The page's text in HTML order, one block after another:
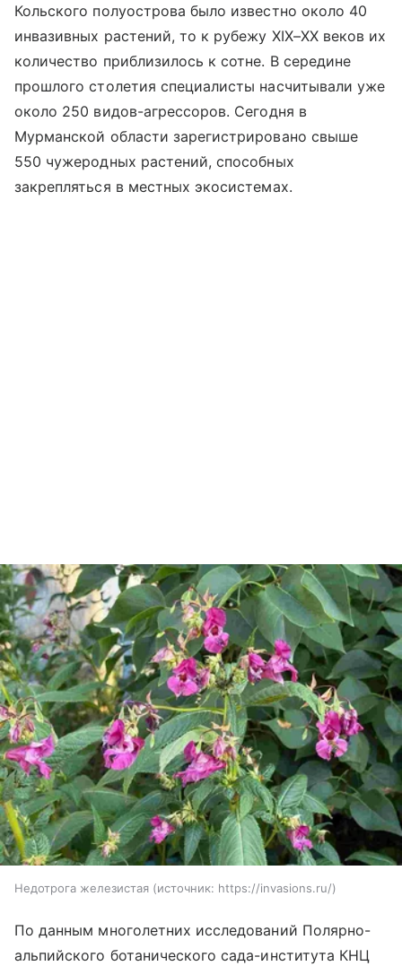
Кольского полуострова было известно около 40
инвазивных растений, то к рубежу XIX–XX веков их
количество приблизилось к сотне. В середине
прошлого столетия специалисты насчитывали уже
около 250 видов-агрессоров. Сегодня в
Мурманской области зарегистрировано свыше
550 чужеродных растений, способных
закрепляться в местных экосистемах.
Недотрога железистая источник: https://invasions.ru/
По данным многолетних исследований Полярно-
альпийского ботанического сада-института КНЦ